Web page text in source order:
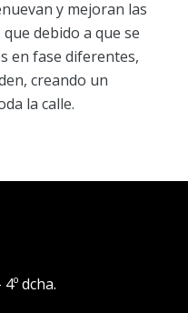
y mejoran las
debido a que se
en fase diferentes,
creando un
la calle.
dcha.